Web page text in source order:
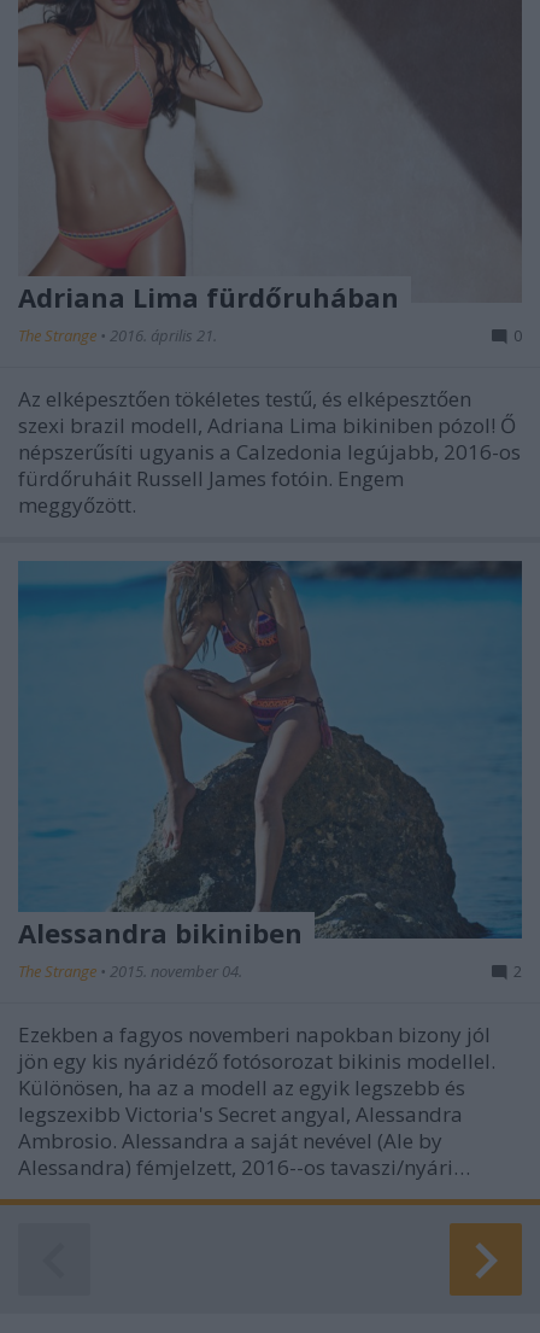
Adriana Lima fürdőruhában
The Strange • 2016. április 21. 0
Az elképesztően tökéletes testű, és elképesztően
szexi brazil modell, Adriana Lima bikiniben pózol! Ő
népszerűsíti ugyanis a Calzedonia legújabb, 2016-os
fürdőruháit Russell James fotóin. Engem
meggyőzött.
Alessandra bikiniben
The Strange • 2015. november 04. 2
Ezekben a fagyos novemberi napokban bizony jól
jön egy kis nyáridéző fotósorozat bikinis modellel.
Különösen, ha az a modell az egyik legszebb és
legszexibb Victoria's Secret angyal, Alessandra
Ambrosio. Alessandra a saját nevével (Ale by
Alessandra) fémjelzett, 2016--os tavaszi/nyári…